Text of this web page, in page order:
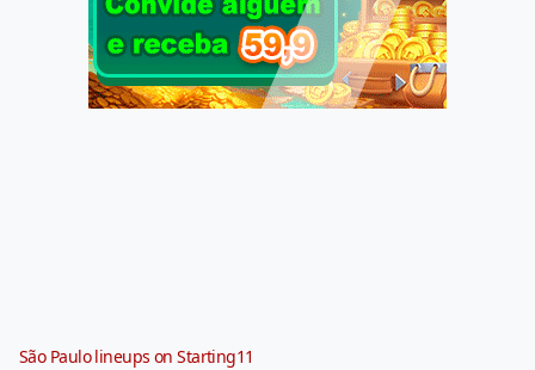
São Paulo lineups on Starting11